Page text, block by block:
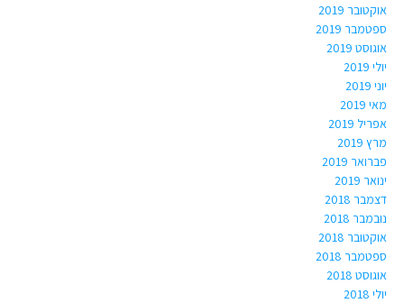
אוקטובר 2019
ספטמבר 2019
אוגוסט 2019
יולי 2019
יוני 2019
מאי 2019
אפריל 2019
מרץ 2019
פברואר 2019
ינואר 2019
דצמבר 2018
נובמבר 2018
אוקטובר 2018
ספטמבר 2018
אוגוסט 2018
יולי 2018